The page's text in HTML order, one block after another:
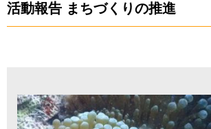
活動報告 まちづくりの推進